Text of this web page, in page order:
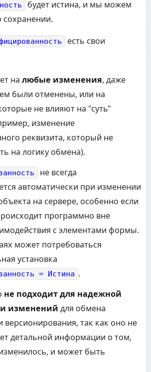
будет истина, и мы можем
сохранении.
есть свои
на любые изменения, даже
были отменены, или на
не влияют на "суть"
изменение
реквизита, который не
на логику обмена).
не всегда
автоматически при изменении
на сервере, особенно если
программно вне
с элементами формы.
может потребоваться
установка
= Истина .
не подходит для надежной
изменений для обмена
так как оно не
детальной информации о том,
и может быть